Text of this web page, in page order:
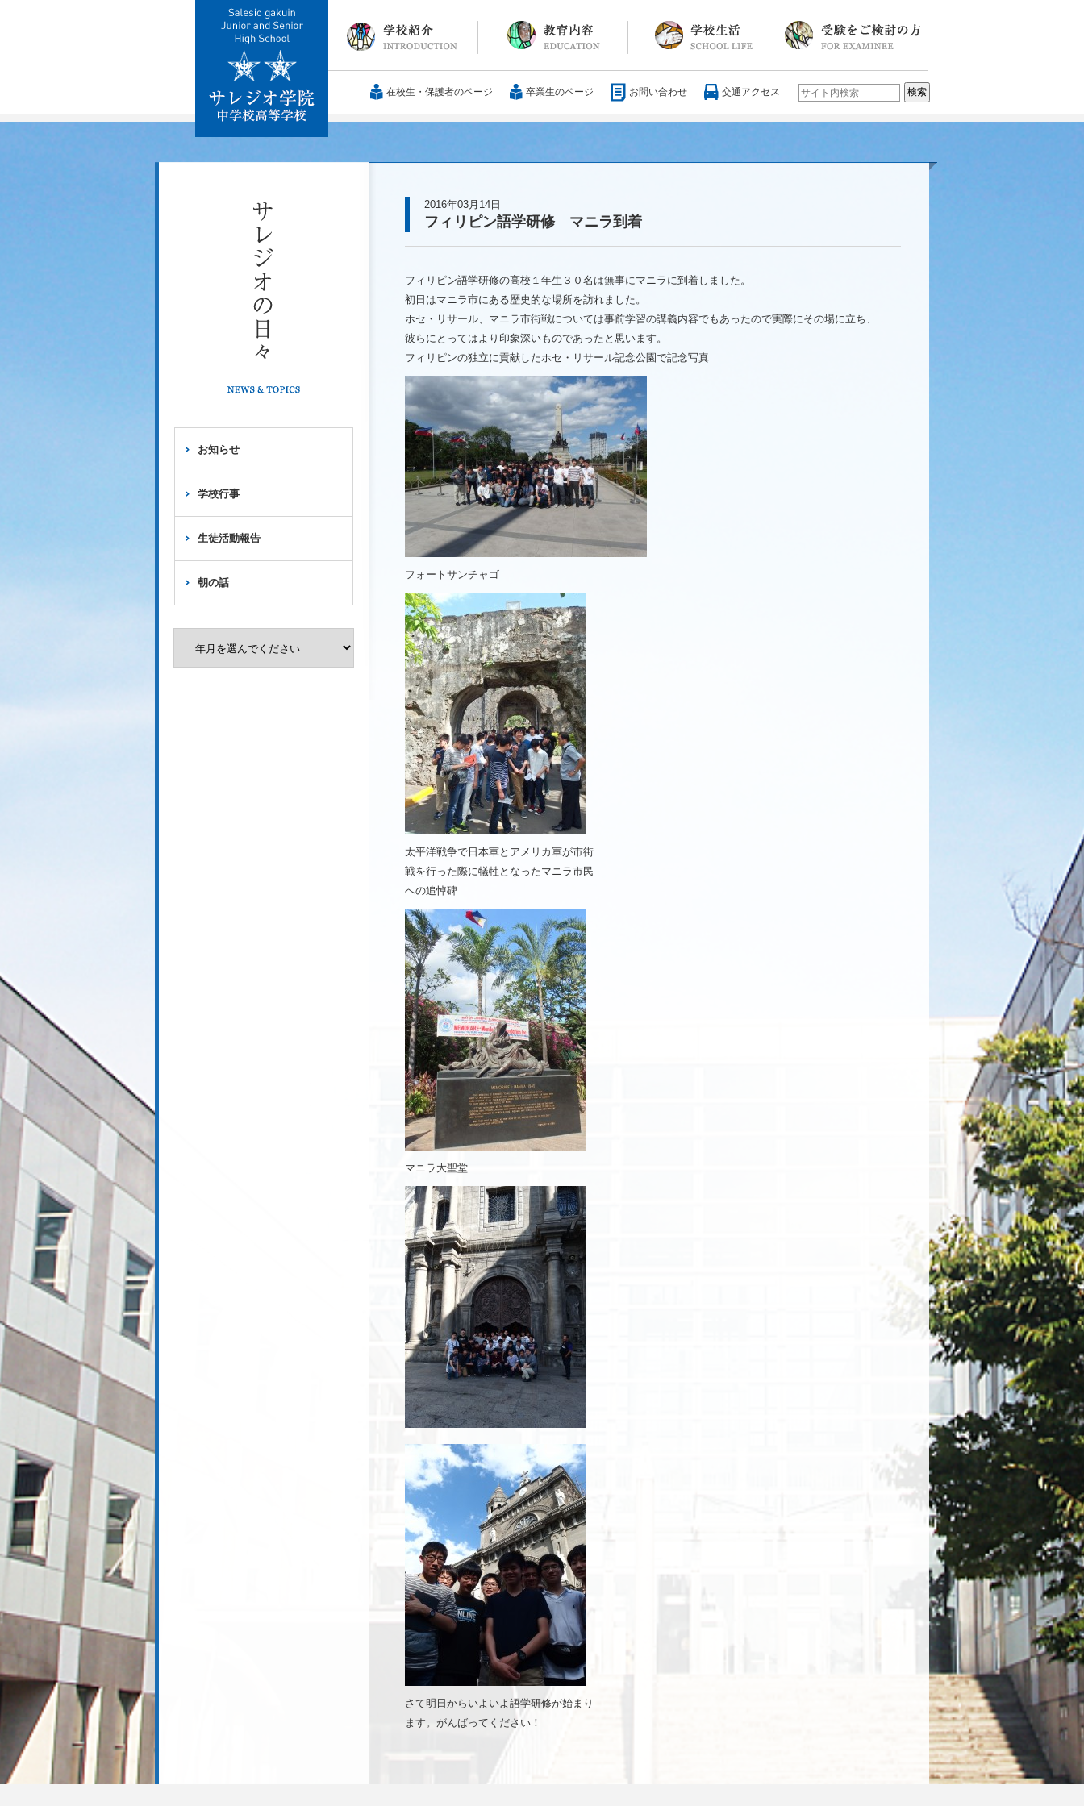
校長メッセージ
教育方針・沿革
施設紹介
交通アクセス 25歳の男づくり
カリキュラム
教科
国際交流
大学合格実績 行事・イベント
部活動
ボランティア
サレジアンエピソード
サレジオの日々(ブログ) 学校説明会・イベント一覧
入試要項・入試結果
Q&A
お問い合わせ
学校案内パンフレット
在校生・保護者のページ 卒業生のページ お問い合わせ 交通アクセス
お知らせ
学校行事
生徒活動報告
朝の話
2016年03月14日
フィリピン語学研修 マニラ到着
フィリピン語学研修の高校１年生３０名は無事にマニラに到着しました。
初日はマニラ市にある歴史的な場所を訪れました。
ホセ・リサール、マニラ市街戦については事前学習の講義内容でもあったので実際にその場に立ち、
彼らにとってはより印象深いものであったと思います。
フィリピンの独立に貢献したホセ・リサール記念公園で記念写真
フォートサンチャゴ
太平洋戦争で日本軍とアメリカ軍が市街
戦を行った際に犠牲となったマニラ市民
への追悼碑
マニラ大聖堂
さて明日からいよいよ語学研修が始まり
ます。がんばってください！